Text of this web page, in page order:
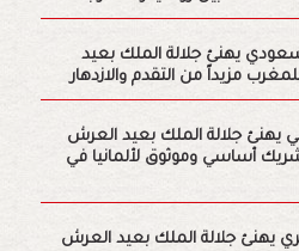
يهنئ جلالة الملك بعيد
مزيداً من التقدم والازدهار
يهنئ جلالة الملك بعيد العرش
أساسي وموثوق لألمانيا في
يهنئ جلالة الملك بعيد العرش